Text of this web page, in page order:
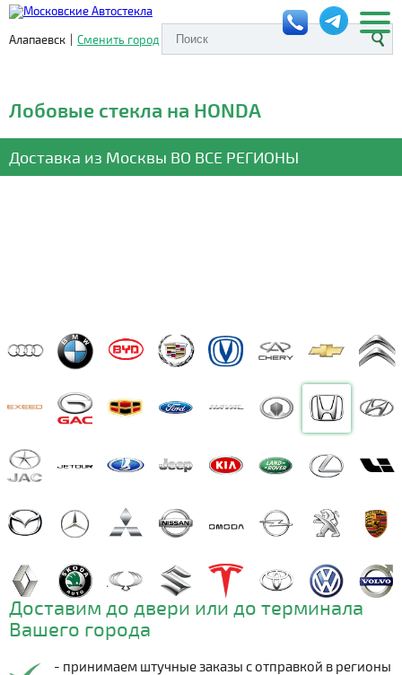
Алапаевск | Сменить город
Лобовые стекла на HONDA
Доставка из Москвы ВО ВСЕ РЕГИОНЫ
Доставим до двери или до терминала
Вашего города
- принимаем штучные заказы с отправкой в регионы